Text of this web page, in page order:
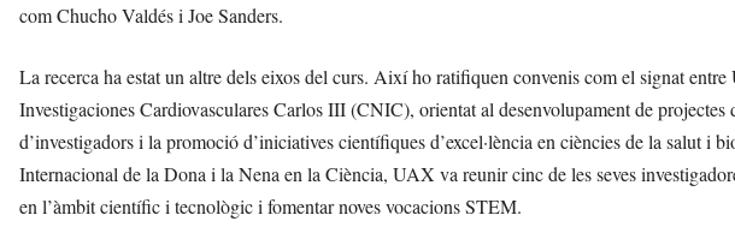
com Chucho Valdés i Joe Sanders.
La recerca ha estat un altre dels eixos del curs. Així ho ratifiquen convenis com el signat
Investigaciones Cardiovasculares Carlos III (CNIC), orientat al desenvolupament de projectes
d’investigadors i la promoció d’iniciatives científiques d’excel·lència en ciències de la salut i
Internacional de la Dona i la Nena en la Ciència, UAX va reunir cinc de les seves
en l’àmbit científic i tecnològic i fomentar noves vocacions STEM.